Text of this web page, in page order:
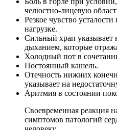
челюстно-лицевую
Резкое чувство
нагрузке.
Сильный храп указывает
дыханием, которые
Холодный пот в
Постоянный кашель.
Отечность нижних
указывает на
Аритмия в состоянии
Своевременная реакция
симптомов патологий